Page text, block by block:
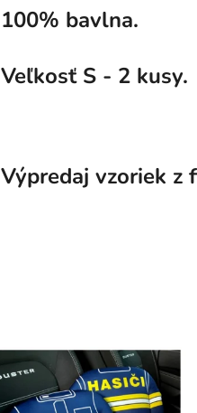
100% bavlna.
Veľkosť S - 2 kusy.
Výpredaj vzoriek z